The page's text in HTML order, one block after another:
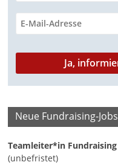
M
a
k
e
t
Neue Fundraising-Jobs
Teamleiter*in Fundraising
(unbefristet)